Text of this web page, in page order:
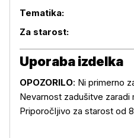
Tematika:
Za starost:
Uporaba izdelka
Uporaba izdelka
OPOZORILO: Ni primerno
Nevarnost zadušitve zaradi
Priporočljivo za starost od